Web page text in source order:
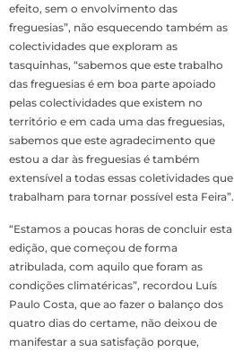
efeito, sem o envolvimento das
freguesias”, não esquecendo também as
colectividades que exploram as
tasquinhas, “sabemos que este trabalho
das freguesias é em boa parte apoiado
pelas colectividades que existem no
território e em cada uma das freguesias,
sabemos que este agradecimento que
estou a dar às freguesias é também
extensível a todas essas coletividades que
trabalham para tornar possível esta Feira”.
“Estamos a poucas horas de concluir esta
edição, que começou de forma
atribulada, com aquilo que foram as
condições climatéricas”, recordou Luís
Paulo Costa, que ao fazer o balanço dos
quatro dias do certame, não deixou de
manifestar a sua satisfação porque,